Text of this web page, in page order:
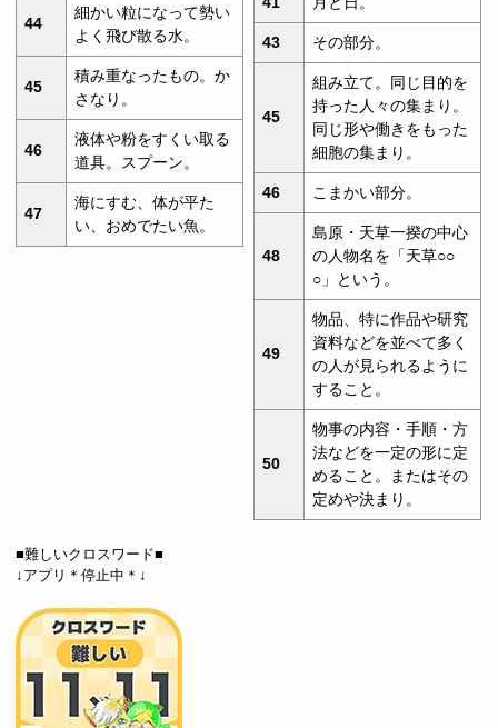
44
細かい粒になって勢い
よく飛び散る水。
45
積み重なったもの。か
さなり。
46
液体や粉をすくい取る
道具。スプーン。
47
海にすむ、体が平た
い、おめでたい魚。
43 その部分。
45
組み立て。同じ目的を
持った人々の集まり。
同じ形や働きをもった
細胞の集まり。
46 こまかい部分。
48
島原・天草一揆の中心
の人物名を「天草○○
○」という。
49
物品、特に作品や研究
資料などを並べて多く
の人が見られるように
すること。
50
物事の内容・手順・方
法などを一定の形に定
めること。またはその
定めや決まり。
■難しいクロスワード■
↓アプリ＊停止中＊↓